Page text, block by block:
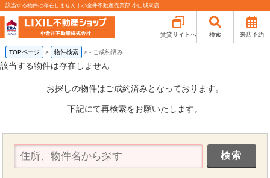
該当する物件は存在しません｜小金井不動産売買部 小山城東店
賃貸サイトへ 検索 来店予約
TOPページ > 物件検索 >- ご成約済み
該当する物件は存在しません
お探しの物件はご成約済みとなっております。
下記にて再検索をお願いたします。